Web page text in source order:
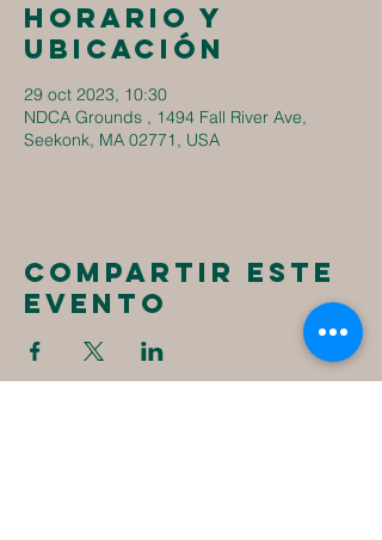
Horario y
ubicación
29 oct 2023, 10:30
NDCA Grounds , 1494 Fall River Ave,
Seekonk, MA 02771, USA
Compartir este
evento